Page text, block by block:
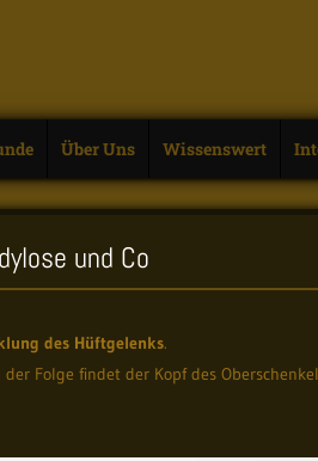
Über Uns Wissenswert
und Co
des Hüftgelenks.
Folge findet der Kopf des